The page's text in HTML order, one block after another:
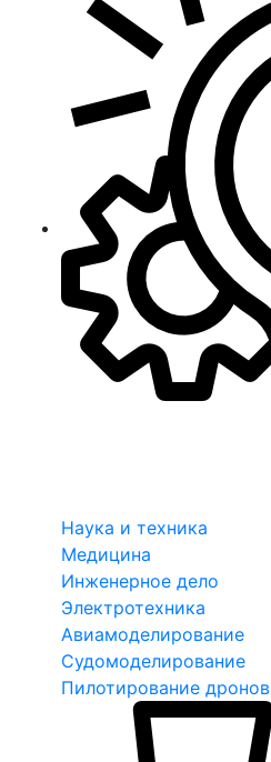
Наука и техника
Медицина
Инженерное дело
Электротехника
Авиамоделирование
Судомоделирование
Пилотирование дронов